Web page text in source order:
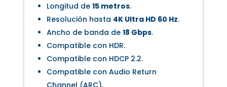
Longitud de 15 metros.
Resolución hasta 4K Ultra HD 60 Hz.
Ancho de banda de 18 Gbps.
Compatible con HDR.
Compatible con HDCP 2.2.
Compatible con Audio Return
Channel (ARC).